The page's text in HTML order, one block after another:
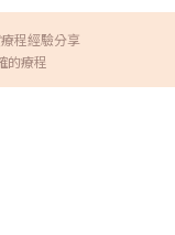
其實沒有好嗎??)因為眼
生…《點我看更多》提
為安全療程，因為只有
傷口，大多不會引起感
有關，比如會出現提眼
。只要在術後的3至6個
量明顯不足，建議需要
秒)-▸▸歡迎合作洽談：
簽署授權書同意曝光🔹
進行評估
程經驗分享
的療程